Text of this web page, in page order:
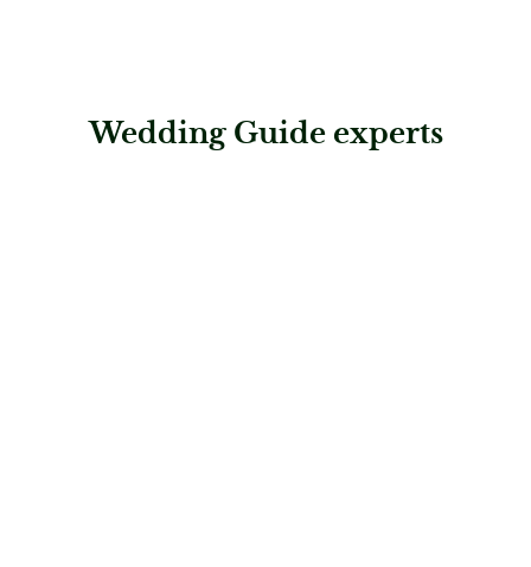
Wedding Guide experts